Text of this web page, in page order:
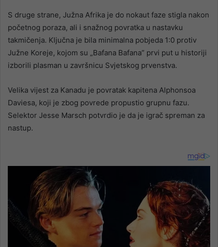
S druge strane, Južna Afrika je do nokaut faze stigla nakon
početnog poraza, ali i snažnog povratka u nastavku
takmičenja. Ključna je bila minimalna pobjeda 1:0 protiv
Južne Koreje, kojom su „Bafana Bafana” prvi put u historiji
izborili plasman u završnicu Svjetskog prvenstva.
Velika vijest za Kanadu je povratak kapitena Alphonsoa
Daviesa, koji je zbog povrede propustio grupnu fazu.
Selektor Jesse Marsch potvrdio je da je igrač spreman za
nastup.